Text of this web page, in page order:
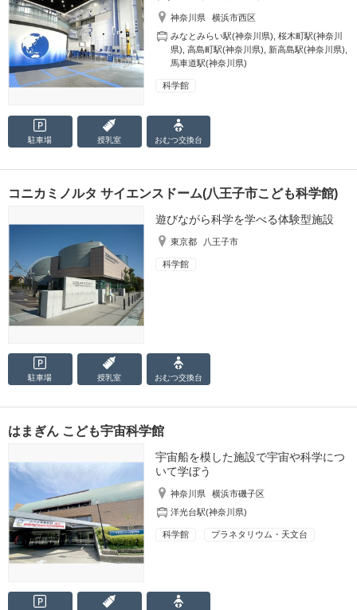
神奈川県
横浜市西区
みなとみらい駅(神奈川県) ,桜木町駅(神奈川
県) ,高島町駅(神奈川県) 新高島駅(神奈川県)
馬車道駅(神奈川県)
科学館
駐車場 授乳室 おむつ交換台
コニカミノルタ サイエンスドーム(八王子市こども科学館)
遊びながら科学を学べる体験型施設
東京都 八王子市
科学館
駐車場 授乳室 おむつ交換台
はまぎん こども宇宙科学館
宇宙船を模した施設で宇宙や科学につ
いて学ぼう
神奈川県
横浜市磯子区
洋光台駅(神奈川県)
科学館 プラネタリウム・天文台